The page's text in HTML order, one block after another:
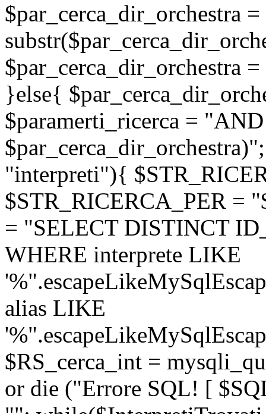
$par_cerca_dir_orchestra =
$par_cerca_dir_orchestra
}else{
$paramerti_ricerca =
"interpreti"){
$STR_RICERCA_PER = "
= "SELECT DISTINCT
WHERE interprete LIKE
alias LIKE
$RS_cerca_int =
or die ("Errore SQL! [